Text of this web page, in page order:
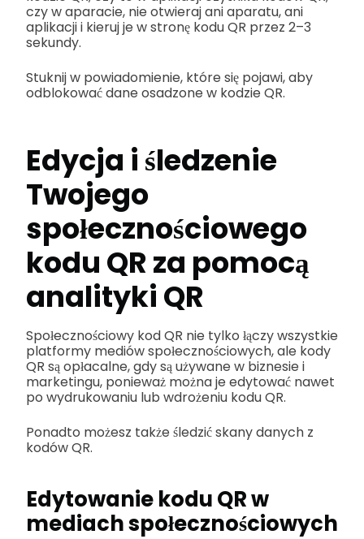
czy w aparacie, nie otwieraj ani aparatu, ani
aplikacji i kieruj je w stronę kodu QR przez 2–3
sekundy.
Stuknij w powiadomienie, które się pojawi, aby
odblokować dane osadzone w kodzie QR.
Edycja i śledzenie
Twojego
społecznościowego
kodu QR za pomocą
analityki QR
Społecznościowy kod QR nie tylko łączy wszystkie
platformy mediów społecznościowych, ale kody
QR są opłacalne, gdy są używane w biznesie i
marketingu, ponieważ można je edytować nawet
po wydrukowaniu lub wdrożeniu kodu QR.
Ponadto możesz także śledzić skany danych z
kodów QR.
Edytowanie kodu QR w
mediach społecznościowych